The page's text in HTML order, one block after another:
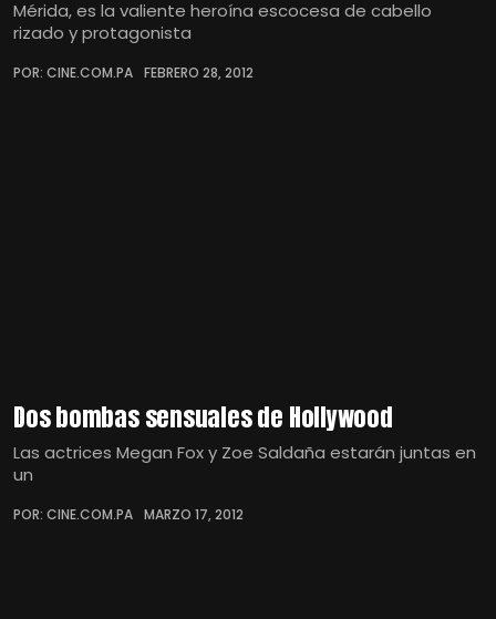
Mérida, es la valiente heroína escocesa de cabello
rizado y protagonista
POR: CINE.COM.PA FEBRERO 28, 2012
Dos bombas sensuales de Hollywood
Las actrices Megan Fox y Zoe Saldaña estarán juntas en
un
POR: CINE.COM.PA MARZO 17, 2012